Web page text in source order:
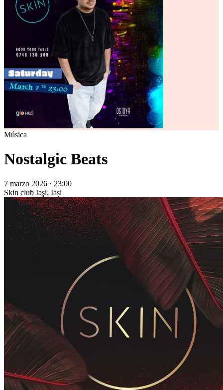
Música
Nostalgic Beats
7 marzo 2026 · 23:00
Skin club Iaşi, Iași